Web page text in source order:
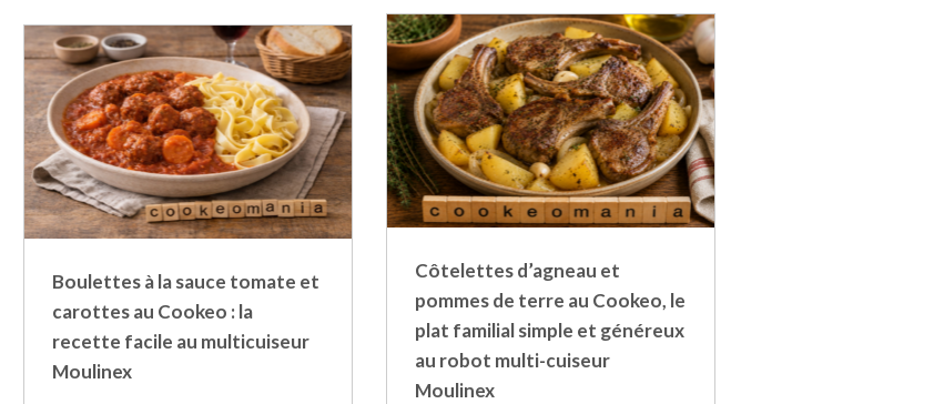
Côtelettes d’agneau et
pommes de terre au Cookeo, le
plat familial simple et généreux
au robot multi-cuiseur
Moulinex
Boulettes à la sauce tomate et
carottes au Cookeo : la
recette facile au multicuiseur
Moulinex